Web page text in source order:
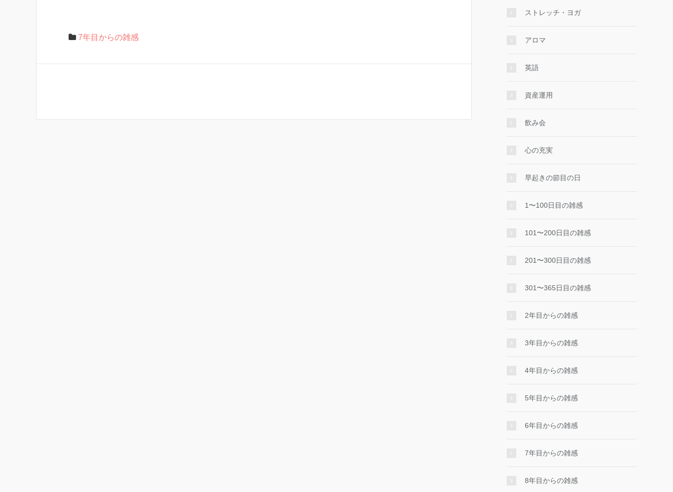
7年目からの雑感
ストレッチ・ヨガ
アロマ
英語
資産運用
飲み会
心の充実
早起きの節目の日
1〜100日目の雑感
101〜200日目の雑感
201〜300日目の雑感
301〜365日目の雑感
2年目からの雑感
3年目からの雑感
4年目からの雑感
5年目からの雑感
6年目からの雑感
7年目からの雑感
8年目からの雑感